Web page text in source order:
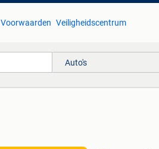
Voorwaarden Veiligheidscentrum
Auto's